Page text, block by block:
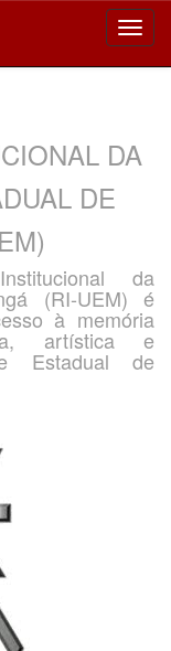
DA
DE
da
(RI-UEM) é
à memória
artística e
Estadual de